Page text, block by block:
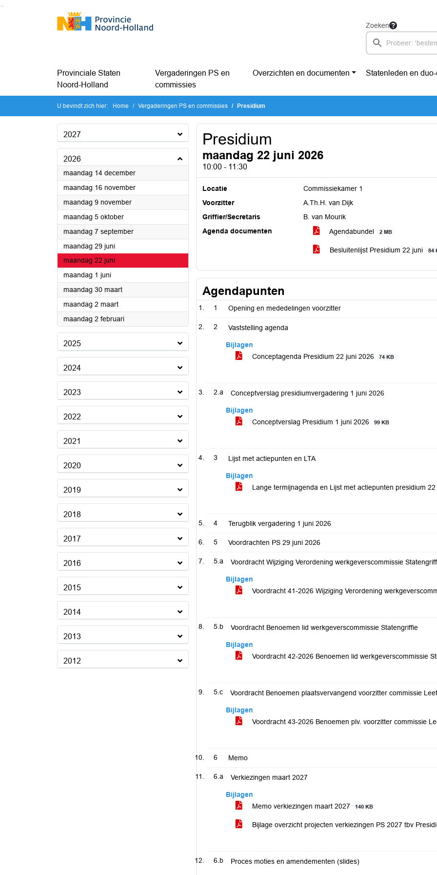
Ga naar de inhoud van deze pagina
Ga naar het zoeken
Zoeken
Provinciale Staten
Noord-Holland
Vergaderingen PS en
commissies
Overzichten en documenten Statenleden en
U bevindt zich hier: Home Vergaderingen PS en commissies Presidium
2027
2026
maandag 14 december2026
maandag 16 november2026
maandag 9 november2026
maandag 5 oktober2026
maandag 7 september2026
maandag 29 juni2026
maandag 22 juni2026
maandag 1 juni2026
maandag 30 maart2026
maandag 2 maart2026
maandag 2 februari2026
2025
2024
2023
2022
2021
2020
2019
2018
2017
2016
2015
2014
2013
2012
Presidium
maandag 22 juni 2026
10:00 - 11:30
Locatie
Commissiekamer 1
Voorzitter
A.Th.H. van Dijk
Griffier/Secretaris
B. van Mourik
Agenda documenten
Agendabundel 2 MB
Besluitenlijst Presidium 22 juni 84
Agendapunten
1 Opening en mededelingen voorzitter
2 Vaststelling agenda
Bijlagen
Conceptagenda Presidium 22 juni 2026
74 KB
2.a Conceptverslag presidiumvergadering 1 juni 2026
Bijlagen
Conceptverslag Presidium 1 juni 2026
99 KB
3 Lijst met actiepunten en LTA
Bijlagen
Lange termijnagenda en Lijst met actiepunten presidium
4 Terugblik vergadering 1 juni 2026
5 Voordrachten PS 29 juni 2026
5.a Voordracht Wijziging Verordening werkgeverscommissie
Bijlagen
Voordracht 41-2026 Wijziging Verordening
5.b Voordracht Benoemen lid werkgeverscommissie Statengriffie
Bijlagen
Voordracht 42-2026 Benoemen lid werkgeverscommissie
5.c Voordracht Benoemen plaatsvervangend voorzitter commissie
Bijlagen
Voordracht 43-2026 Benoemen plv. voorzitter commissie
6 Memo
6.a Verkiezingen maart 2027
Bijlagen
Memo verkiezingen maart 2027
140 KB
Bijlage overzicht projecten verkiezingen PS 2027 tbv
6.b Proces moties en amendementen (slides)